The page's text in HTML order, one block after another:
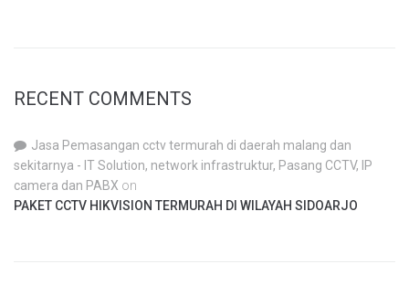
RECENT COMMENTS
Jasa Pemasangan cctv termurah di daerah malang dan
sekitarnya - IT Solution, network infrastruktur, Pasang CCTV, IP
camera dan PABX on
PAKET CCTV HIKVISION TERMURAH DI WILAYAH SIDOARJO